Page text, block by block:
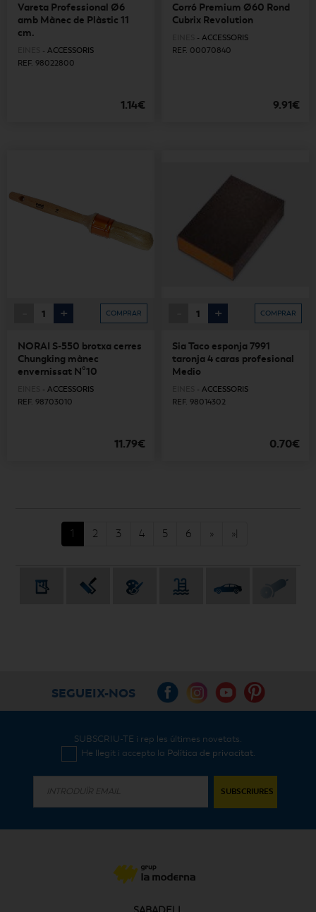
Vareta Professional Ø6
amb Mànec de Plàstic 11
cm.
- ACCESSORIS
REF. 98022800
1.14€
Corró Premium Ø60 Rond
Cubrix Revolution
- ACCESSORIS
REF. 00070840
9.91€
+ COMPRAR
NORAI S-550 brotxa cerres
Chungking mànec
envernissat Nº10
- ACCESSORIS
REF. 98703010
11.79€
+ COMPRAR
Sia Taco esponja 7991
taronja 4 caras profesional
Medio
- ACCESSORIS
REF. 98014302
0.70€
1 2 3 4 5 6 » »|
SEGUEIX-NOS
SUBSCRIU-TE i rep les últimes novetats.
He llegit i accepto la Política de privacitat.